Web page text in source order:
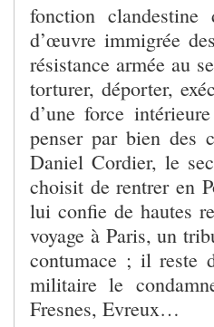
fonction
d’œuvre immigrée
résistance armée au
torturer, déporter,
d’une force
penser par bien des
Daniel Cordier, le
choisit de rentrer en
lui confie de hautes
voyage à Paris, un
contumace ; il reste
militaire le
Fresnes, Evreux…